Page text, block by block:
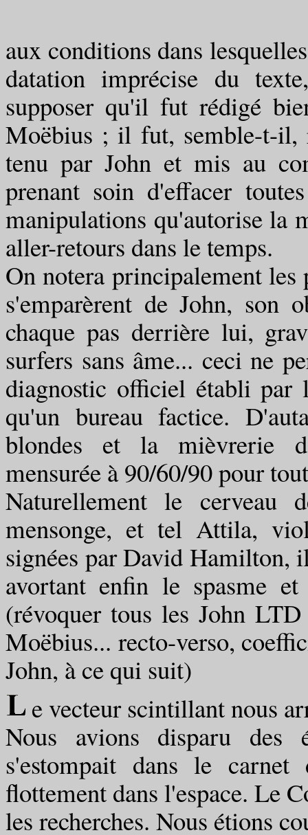
aux conditions dans
datation imprécise du
supposer qu'il fut rédigé
Moëbius ; il fut, semble-t-il,
tenu par John et mis au
prenant soin d'effacer
manipulations qu'autorise la
aller-retours dans le temps.
On notera principalement
s'emparèrent de John, son
chaque pas derrière lui,
surfers sans âme... ceci ne
diagnostic officiel établi par
qu'un bureau factice.
blondes et la mièvrerie
mensurée à 90/60/90 pour
Naturellement le
mensonge, et tel Attila,
signées par David Hamilton,
avortant enfin le spasme
(révoquer tous les John
Moëbius... recto-verso,
John, à ce qui suit)
e vecteur scintillant nous
Nous avions disparu des
s'estompait dans le
flottement dans l'espace. Le
les recherches. Nous étions